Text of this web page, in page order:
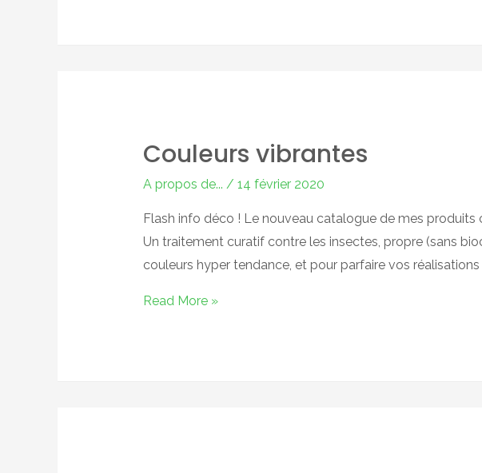
Couleurs vibrantes
A propos de... / 14 février 2020
Flash info déco ! Le nouveau catalogue de mes produits
Un traitement curatif contre les insectes, propre (sans
couleurs hyper tendance, et pour parfaire vos réalisations
Couleurs
Read More »